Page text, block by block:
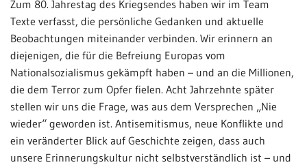
Zum 80. Jahrestag des Kriegsendes haben wir im Team
Texte verfasst, die persönliche Gedanken und aktuelle
Beobachtungen miteinander verbinden. Wir erinnern an
diejenigen, die für die Befreiung Europas vom
Nationalsozialismus gekämpft haben – und an die Millionen,
die dem Terror zum Opfer fielen. Acht Jahrzehnte später
stellen wir uns die Frage, was aus dem Versprechen „Nie
wieder“ geworden ist. Antisemitismus, neue Konflikte und
ein veränderter Blick auf Geschichte zeigen, dass auch
unsere Erinnerungskultur nicht selbstverständlich ist – und